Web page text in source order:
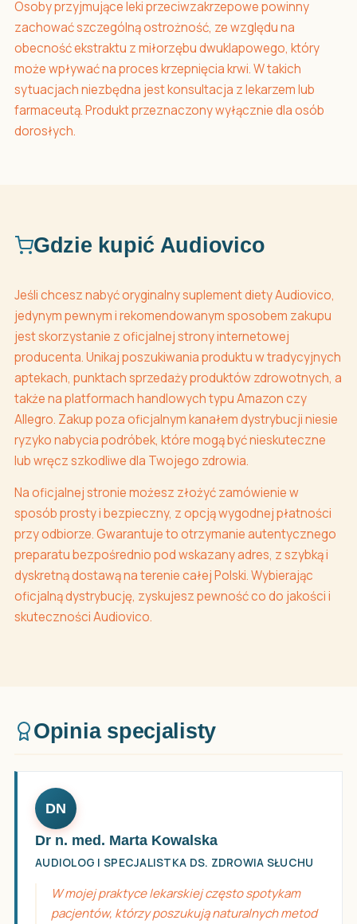
Osoby przyjmujące leki przeciwzakrzepowe powinny
zachować szczególną ostrożność, ze względu na
obecność ekstraktu z miłorzębu dwuklapowego, który
może wpływać na proces krzepnięcia krwi. W takich
sytuacjach niezbędna jest konsultacja z lekarzem lub
farmaceutą. Produkt przeznaczony wyłącznie dla osób
dorosłych.
Gdzie kupić Audiovico
Jeśli chcesz nabyć oryginalny suplement diety Audiovico,
jedynym pewnym i rekomendowanym sposobem zakupu
jest skorzystanie z oficjalnej strony internetowej
producenta. Unikaj poszukiwania produktu w tradycyjnych
aptekach, punktach sprzedaży produktów zdrowotnych, a
także na platformach handlowych typu Amazon czy
Allegro. Zakup poza oficjalnym kanałem dystrybucji niesie
ryzyko nabycia podróbek, które mogą być nieskuteczne
lub wręcz szkodliwe dla Twojego zdrowia.
Na oficjalnej stronie możesz złożyć zamówienie w
sposób prosty i bezpieczny, z opcją wygodnej płatności
przy odbiorze. Gwarantuje to otrzymanie autentycznego
preparatu bezpośrednio pod wskazany adres, z szybką i
dyskretną dostawą na terenie całej Polski. Wybierając
oficjalną dystrybucję, zyskujesz pewność co do jakości i
skuteczności Audiovico.
Opinia specjalisty
DN
Dr n. med. Marta Kowalska
AUDIOLOG I SPECJALISTKA DS. ZDROWIA SŁUCHU
W mojej praktyce lekarskiej często spotykam
pacjentów, którzy poszukują naturalnych metod